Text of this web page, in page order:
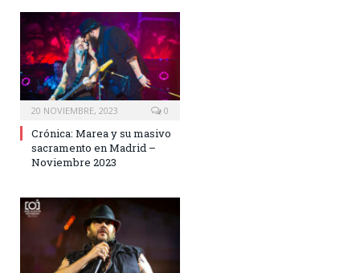
20 NOVIEMBRE, 2023 0
Crónica: Marea y su masivo
sacramento en Madrid –
Noviembre 2023